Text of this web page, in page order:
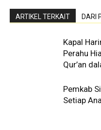
ARTIKEL TERKAIT DARI
Kapal
Perahu
Qur’an
Pemkab
Setiap